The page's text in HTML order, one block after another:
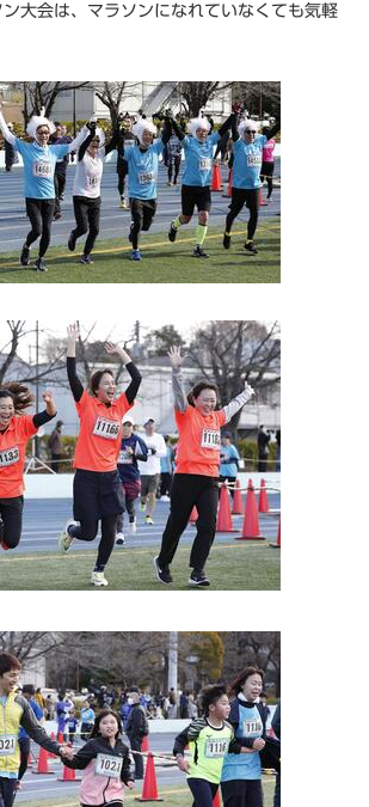
大会は、マラソンになれていなくても気軽